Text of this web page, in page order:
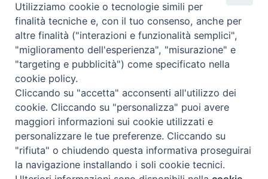
Statuto
Presidenza e ufficio presidenza
Consiglio scientifico
Coordinamento nazionale
COPYRIGHT Scienza & Vita - C.F96600690588- Tutti i
diritti -Privacy- Credits
Utilizziamo cookie o tecnologie simili per
finalità tecniche e, con il tuo consenso, anche per
altre finalità ("interazioni e funzionalità semplici",
"miglioramento dell'esperienza", "misurazione" e
"targeting e pubblicità") come specificato nella
cookie policy.
Cliccando su "accetta" acconsenti all'utilizzo dei
cookie. Cliccando su "personalizza" puoi avere
maggiori informazioni sui cookie utilizzati e
personalizzare le tue preferenze. Cliccando su
"rifiuta" o chiudendo questa informativa proseguirai
la navigazione installando i soli cookie tecnici.